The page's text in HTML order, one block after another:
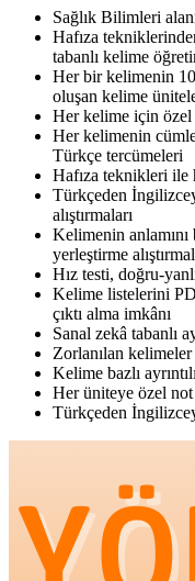
Sağlık Bilimleri
Hafıza
tabanlı kelime
Her bir kelimenin
oluşan kelime
Her kelime için özel
Her kelimenin
Türkçe tercümeleri
Hafıza teknikleri ile
Türkçeden
alıştırmaları
Kelimenin
yerleştirme
Hız testi, doğru-
Kelime listelerini
çıktı alma imkânı
Sanal zekâ tabanlı
Zorlanılan
Kelime bazlı
Her üniteye özel
Türkçeden